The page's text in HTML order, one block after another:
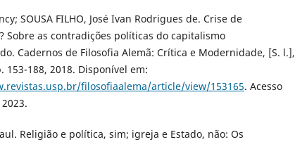
SOUSA FILHO, José Ivan Rodrigues de. Crise de
Sobre as contradições políticas do capitalismo
Cadernos de Filosofia Alemã: Crítica e Modernidade, [S. l.],
153-188, 2018. Disponível em:
filosofiaalema/article/view/153165. Acesso
Religião e política, sim; igreja e Estado, não: Os